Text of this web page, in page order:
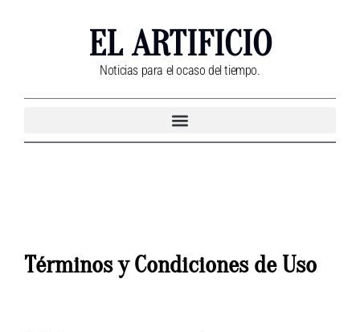
EL ARTIFICIO
Noticias para el ocaso del tiempo.
Términos y Condiciones de Uso